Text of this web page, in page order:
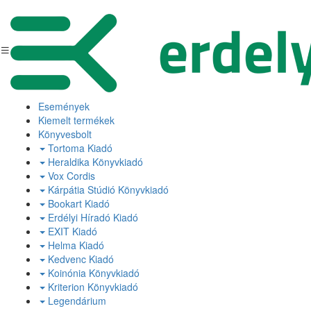
Események
Kiemelt termékek
Könyvesbolt
Tortoma Kiadó
Heraldika Könyvkiadó
Vox Cordis
Kárpátia Stúdió Könyvkiadó
Bookart Kiadó
Erdélyi Híradó Kiadó
EXIT Kiadó
Helma Kiadó
Kedvenc Kiadó
Koinónia Könyvkiadó
Kriterion Könyvkiadó
Legendárium